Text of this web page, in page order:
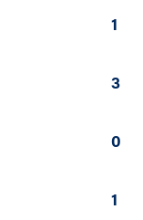
1
3
0
1